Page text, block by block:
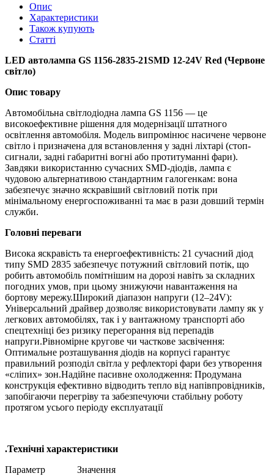
Опис
Характеристики
Також купують
Статті
LED автолампа GS 1156-2835-21SMD 12-24V Red (Червоне
світло)
Опис товару
Автомобільна світлодіодна лампа GS 1156 — це
високоефективне рішення для модернізації штатного
освітлення автомобіля. Модель випромінює насичене червоне
світло і призначена для встановлення у задні ліхтарі (стоп-
сигнали, задні габаритні вогні або протитуманні фари).
Завдяки використанню сучасних SMD-діодів, лампа є
чудовою альтернативою стандартним галогенкам: вона
забезпечує значно яскравіший світловий потік при
мінімальному енергоспоживанні та має в рази довший термін
служби.
Головні переваги
Висока яскравість та енергоефективність: 21 сучасний діод
типу SMD 2835 забезпечує потужний світловий потік, що
робить автомобіль помітнішим на дорозі навіть за складних
погодних умов, при цьому знижуючи навантаження на
бортову мережу.Широкий діапазон напруги (12–24V):
Універсальний драйвер дозволяє використовувати лампу як у
легкових автомобілях, так і у вантажному транспорті або
спецтехніці без ризику перегорання від перепадів
напруги.Рівномірне кругове чи часткове засвічення:
Оптимальне розташування діодів на корпусі гарантує
правильний розподіл світла у рефлекторі фари без утворення
«сліпих» зон.Надійне пасивне охолодження: Продумана
конструкція ефективно відводить тепло від напівпровідників,
запобігаючи перегріву та забезпечуючи стабільну роботу
протягом усього періоду експлуатації
.Технічні характеристики
Параметр Значення